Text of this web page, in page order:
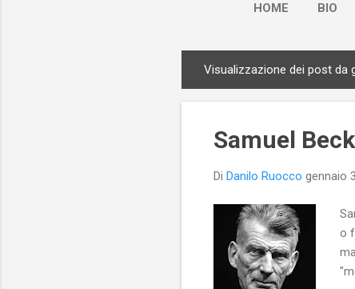
HOME BIO
o
Visualizzazione dei post da
Samuel
Di Danilo Ruocco gennaio
o